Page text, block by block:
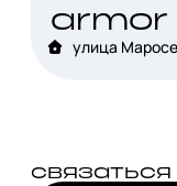
armor
улица